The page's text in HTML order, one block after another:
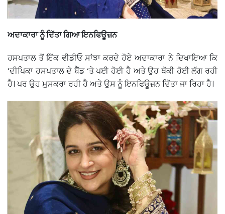
ਅਦਾਕਾਰਾ ਨੂੰ ਦਿੱਤਾ ਗਿਆ ਇਨਫਿਊਜ਼ਨ
ਹਸਪਤਾਲ ਤੋਂ ਇੱਕ ਵੀਡੀਓ ਸਾਂਝਾ ਕਰਦੇ ਹੋਏ ਅਦਾਕਾਰਾ ਨੇ ਦਿਖਾਇਆ ਕਿ
‘ਦੀਪਿਕਾ ਹਸਪਤਾਲ ਦੇ ਬੈੱਡ ‘ਤੇ ਪਈ ਹੋਈ ਹੈ ਅਤੇ ਉਹ ਥੱਕੀ ਹੋਈ ਲੱਗ ਰਹੀ
ਹੈ। ਪਰ ਉਹ ਮੁਸਕਰਾ ਰਹੀ ਹੈ ਅਤੇ ਉਸ ਨੂੰ ਇਨਫਿਊਜ਼ਨ ਦਿੱਤਾ ਜਾ ਰਿਹਾ ਹੈ।